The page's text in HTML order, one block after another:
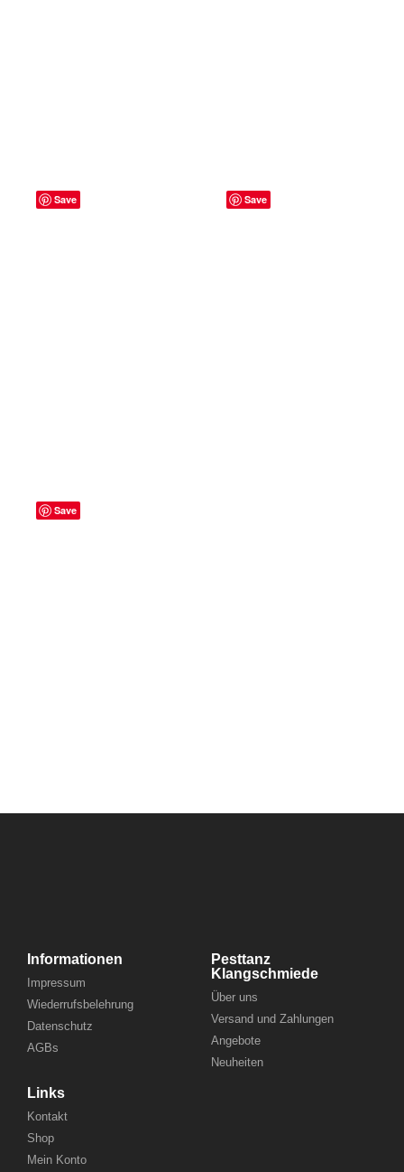
Informationen
Impressum
Wiederrufsbelehrung
Datenschutz
AGBs
Pesttanz
Klangschmiede
Über uns
Versand und Zahlungen
Angebote
Neuheiten
Links
Kontakt
Shop
Mein Konto